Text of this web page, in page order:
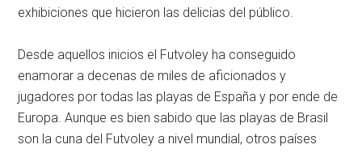
exhibiciones que hicieron las delicias del público.
Desde aquellos inicios el Futvoley ha conseguido
enamorar a decenas de miles de aficionados y
jugadores por todas las playas de España y por ende de
Europa. Aunque es bien sabido que las playas de Brasil
son la cuna del Futvoley a nivel mundial, otros países